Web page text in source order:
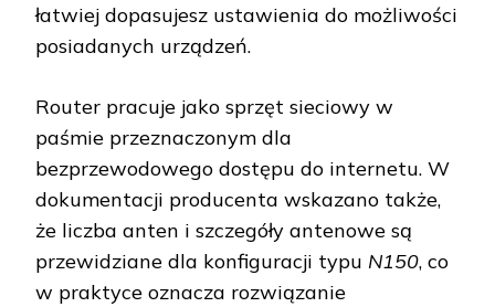
łatwiej dopasujesz ustawienia do możliwości
posiadanych urządzeń.
Router pracuje jako sprzęt sieciowy w
paśmie przeznaczonym dla
bezprzewodowego dostępu do internetu. W
dokumentacji producenta wskazano także,
że liczba anten i szczegóły antenowe są
przewidziane dla konfiguracji typu N150, co
w praktyce oznacza rozwiązanie